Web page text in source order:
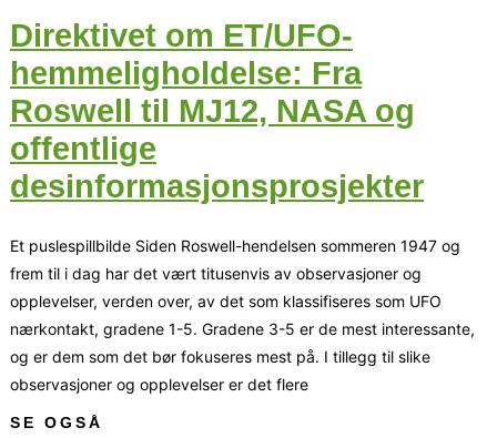
Direktivet om ET/UFO-
hemmeligholdelse: Fra
Roswell til MJ12, NASA og
offentlige
desinformasjonsprosjekter
Et puslespillbilde Siden Roswell-hendelsen sommeren 1947 og
frem til i dag har det vært titusenvis av observasjoner og
opplevelser, verden over, av det som klassifiseres som UFO
nærkontakt, gradene 1-5. Gradene 3-5 er de mest interessante,
og er dem som det bør fokuseres mest på. I tillegg til slike
observasjoner og opplevelser er det flere
SE OGSÅ